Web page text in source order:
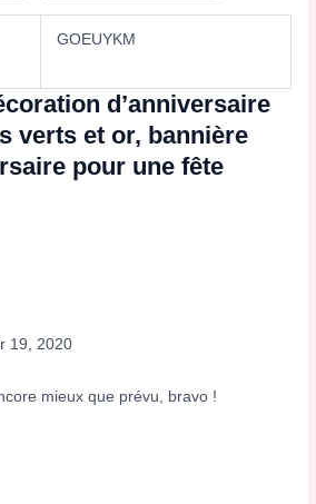
GOEUYKM
d’anniversaire
verts et or, bannière
pour une fête
19, 2020
mieux que prévu, bravo !